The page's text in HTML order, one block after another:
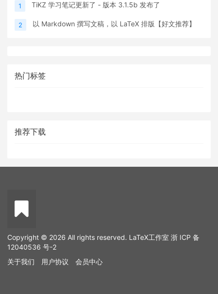
1 TiKZ 学习笔记更新了 - 版本 3.1.5b 发布了
2 以 Markdown 撰写文稿，以 LaTeX 排版【好文推荐】
热门标签
推荐下载
Copyright © 2026 All rights reserved. LaTeX工作室 浙 ICP 备
12040536 号-2
关于我们
用户协议 会员中心